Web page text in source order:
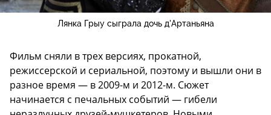
Лянка Грыу сыграла дочь д'Артаньяна
Фильм сняли в трех версиях, прокатной,
режиссерской и сериальной, поэтому и вышли они в
разное время — в 2009-м и 2012-м. Сюжет
начинается с печальных событий — гибели